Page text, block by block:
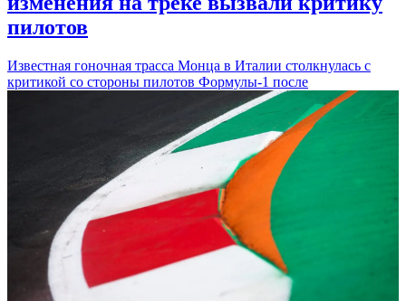
пилотов
Известная гоночная трасса Монца в Италии столкнулась с
критикой со стороны пилотов Формулы-1 после